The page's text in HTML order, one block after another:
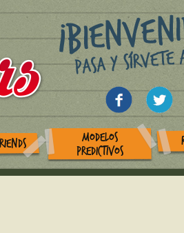
MODELOS
PREDICTIVOS